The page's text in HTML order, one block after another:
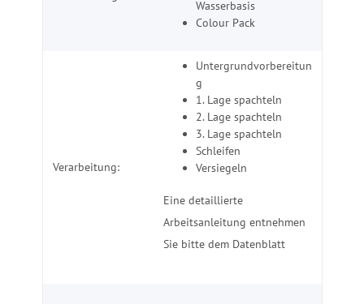
Wasserbasis
Colour Pack
Verarbeitung:
Untergrundvorbereitun
g
1. Lage spachteln
2. Lage spachteln
3. Lage spachteln
Schleifen
Versiegeln
Eine detaillierte
Arbeitsanleitung entnehmen
Sie bitte dem Datenblatt